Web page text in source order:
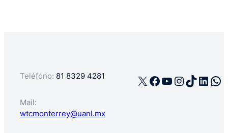
Teléfono: 81 8329 4281
Mail:
wtcmonterrey@uanl.mx
X Facebook
YouTube
TikTok